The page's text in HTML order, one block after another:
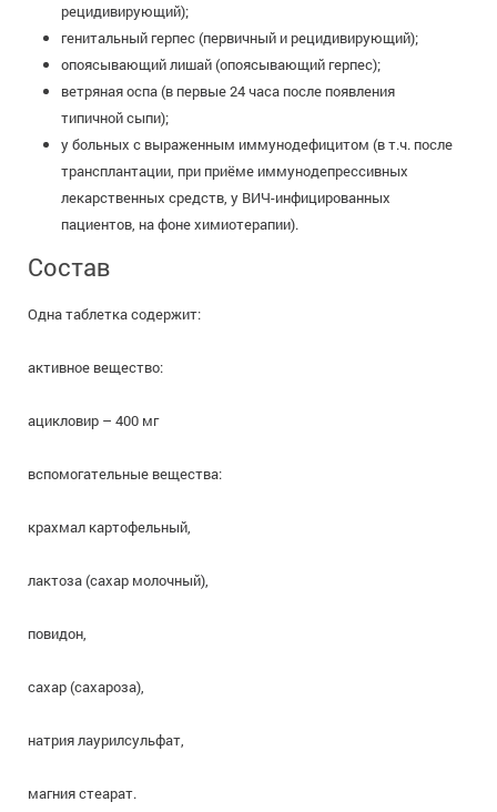
рецидивирующий);
генитальный герпес (первичный и рецидивирующий);
опоясывающий лишай (опоясывающий герпес);
ветряная оспа (в первые 24 часа после появления
типичной сыпи);
у больных с выраженным иммунодефицитом (в т.ч. после
трансплантации, при приёме иммунодепрессивных
лекарственных средств, у ВИЧ-инфицированных
пациентов, на фоне химиотерапии).
Состав
Одна таблетка содержит:
активное вещество:
ацикловир – 400 мг
вспомогательные вещества:
крахмал картофельный,
лактоза (сахар молочный),
повидон,
сахар (сахароза),
натрия лаурилсульфат,
магния стеарат.